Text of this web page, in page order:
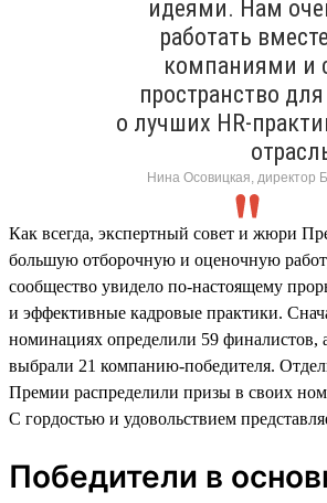
идеями. Нам
работать
компаниями и
пространство
о лучших HR-
Нина Осовицкая, директор
Как всегда, экспертный совет и жюри
большую отборочную и оценочную
сообщество увидело по-настоящему
и эффективные кадровые практики.
номинациях определили 59 финалистов,
выбрали 21 компанию-победителя.
Премии распределили призы в своих
С гордостью и удовольствием
Победители в